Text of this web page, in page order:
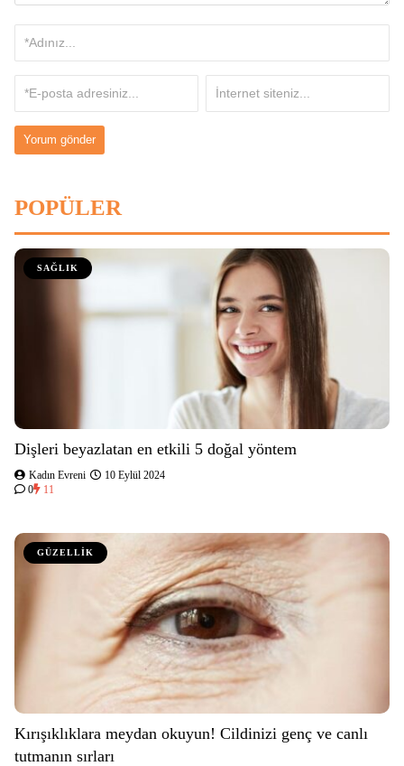
POPÜLER
SAĞLIK
Dişleri beyazlatan en etkili 5 doğal yöntem
Kadın Evreni
10 Eylül 2024
0
11
GÜZELLİK
Kırışıklıklara meydan okuyun! Cildinizi genç ve canlı
tutmanın sırları